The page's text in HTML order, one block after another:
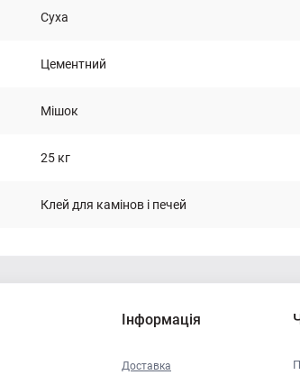
Суха
Цементний
Мішок
25 кг
Клей для камінов і печей
Інформація
Доставка